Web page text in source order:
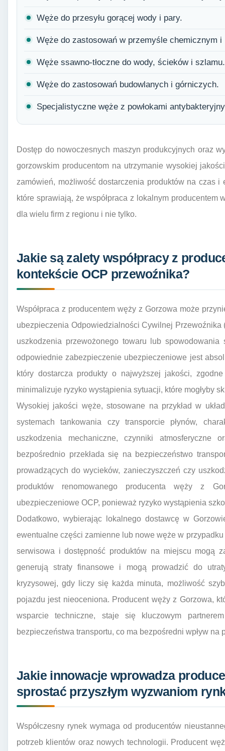
Węże do przesyłu gorącej wody i pary.
Węże do zastosowań w przemyśle chemicznym
Węże ssawno-tłoczne do wody, ścieków i szlamu.
Węże do zastosowań budowlanych i górniczych.
Specjalistyczne węże z powłokami
Dostęp do nowoczesnych maszyn produkcyjnych oraz
gorzowskim producentom na utrzymanie wysokiej
zamówień, możliwość dostarczenia produktów na czas
które sprawiają, że współpraca z lokalnym producentem
dla wielu firm z regionu i nie tylko.
Jakie są zalety współpracy z
kontekście OCP przewoźnika?
Współpraca z producentem węży z Gorzowa może
ubezpieczenia Odpowiedzialności Cywilnej Przewoźnika
uszkodzenia przewożonego towaru lub
odpowiednie zabezpieczenie ubezpieczeniowe jest
który dostarcza produkty o najwyższej jakości,
minimalizuje ryzyko wystąpienia sytuacji, które mogłyby
Wysokiej jakości węże, stosowane na przykład w
systemach tankowania czy transporcie płynów,
uszkodzenia mechaniczne, czynniki atmosferyczne
bezpośrednio przekłada się na bezpieczeństwo
prowadzących do wycieków, zanieczyszczeń czy
produktów renomowanego producenta węży z
ubezpieczeniowe OCP, ponieważ ryzyko wystąpienia
Dodatkowo, wybierając lokalnego dostawcę w
ewentualne części zamienne lub nowe węże w
serwisowa i dostępność produktów na miejscu mogą
generują straty finansowe i mogą prowadzić do
kryzysowej, gdy liczy się każda minuta, możliwość
pojazdu jest nieoceniona. Producent węży z Gorzowa,
wsparcie techniczne, staje się kluczowym
bezpieczeństwa transportu, co ma bezpośredni wpływ
Jakie innowacje wprowadza
sprostać przyszłym wyzwaniom
Współczesny rynek wymaga od producentów
potrzeb klientów oraz nowych technologii. Producent